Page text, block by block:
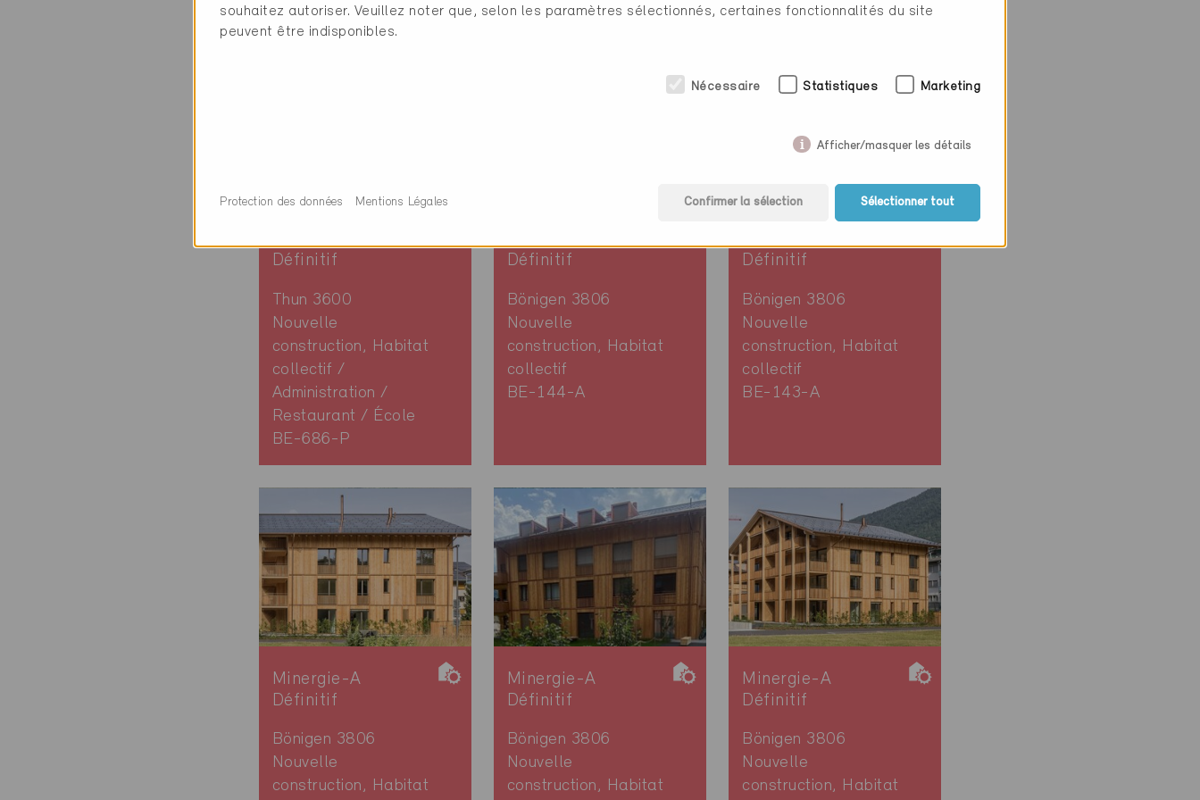
Définitif
Thun 3600
Nouvelle
construction, Habitat
collectif /
Administration /
Restaurant / École
BE-686-P
Définitif
Bönigen 3806
Nouvelle
construction, Habitat
collectif
BE-144-A
Définitif
Bönigen 3806
Nouvelle
construction, Habitat
collectif
BE-143-A
Minergie-A
Définitif
Bönigen 3806
Nouvelle
construction, Habitat
Minergie-A
Définitif
Bönigen 3806
Nouvelle
construction, Habitat
Minergie-A
Définitif
Bönigen 3806
Nouvelle
construction, Habitat
souhaitez autoriser. Veuillez noter que, selon les paramètres sélectionnés, certaines fonctionnalités du site
peuvent être indisponibles.
Nécessaire Statistiques Marketing
Afficher/masquer les détails
Confirmer la sélection Sélectionner tout
Protection des données Mentions Légales